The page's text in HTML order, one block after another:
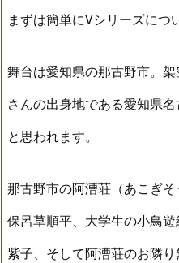
まずは簡単にVシリーズにつ
舞台は愛知県の那古野市。
さんの出身地である愛知県
と思われます。
那古野市の阿漕荘（あこぎ
保呂草順平、大学生の小鳥
紫子、そして阿漕荘のお隣